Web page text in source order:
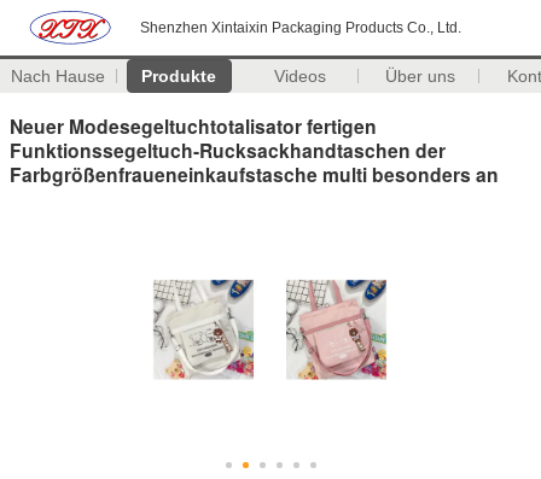
Shenzhen Xintaixin Packaging Products Co., Ltd.
Nach Hause Produkte Videos Über uns
Neuer Modesegeltuchtotalisator fertigen
Funktionssegeltuch-Rucksackhandtaschen der
Farbgrößenfraueneinkaufstasche multi besonders an